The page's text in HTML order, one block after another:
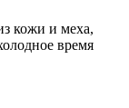
кожи и меха,
время